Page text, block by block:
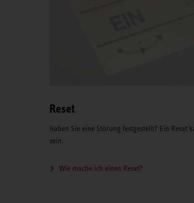
Reset
Haben Sie eine Störung festgestellt? Ein Reset
sein.
Wie mache ich einen Reset?